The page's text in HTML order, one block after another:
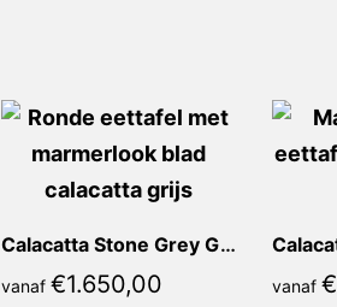
Calacatta Stone Grey Giorgia Rond
vanaf €1.650,00 vanaf €